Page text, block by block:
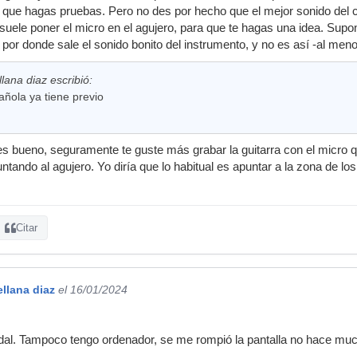
hagas pruebas. Pero no des por hecho que el mejor sonido del
poner el micro en el agujero, para que te hagas una idea.
donde sale el sonido bonito del instrumento, y no es así -al
diaz escribió:
ya tiene previo
bueno, seguramente te guste más grabar la guitarra con el micro
al agujero. Yo diría que lo habitual es apuntar a la zona de
Citar
diaz el 16/01/2024
Tampoco tengo ordenador, se me rompió la pantalla no hace